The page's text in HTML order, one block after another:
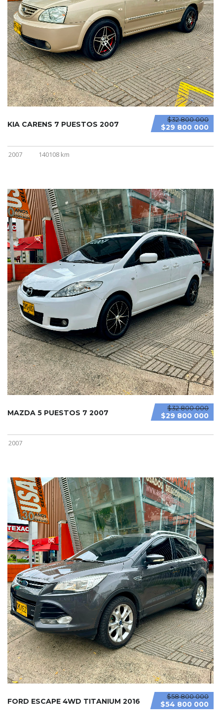
$32 800 000
$29 800 000
KIA CARENS 7 PUESTOS 2007
2007 140108 km
$32 800 000
$29 800 000
MAZDA 5 PUESTOS 7 2007
2007
$58 800 000
$54 800 000
FORD ESCAPE 4WD TITANIUM 2016